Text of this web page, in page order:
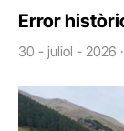
Error
30 - juliol - 2026